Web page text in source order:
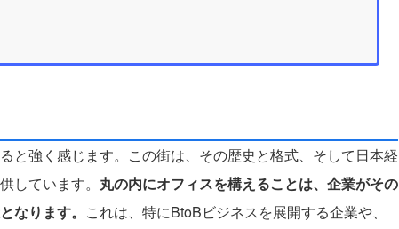
と強く感じます。この街は、その歴史と格式、そして日本経
しています。 丸の内にオフィスを構えることは、企業がその
なります。 これは、特にBtoBビジネスを展開する企業や、